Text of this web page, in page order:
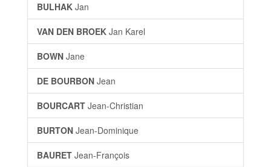
BULHAK Jan
VAN DEN BROEK Jan Karel
BOWN Jane
DE BOURBON Jean
BOURCART Jean-Christian
BURTON Jean-Dominique
BAURET Jean-François